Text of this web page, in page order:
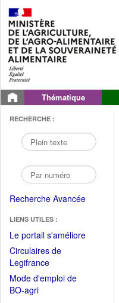
Thématique
RECHERCHE :
Recherche Avancée
LIENS UTILES :
Le portail s'améliore(Fichier
Circulaires de
Legifrance(Ouvrir
dans
une
Mode d'emploi de
BO-agri(Ouvrir